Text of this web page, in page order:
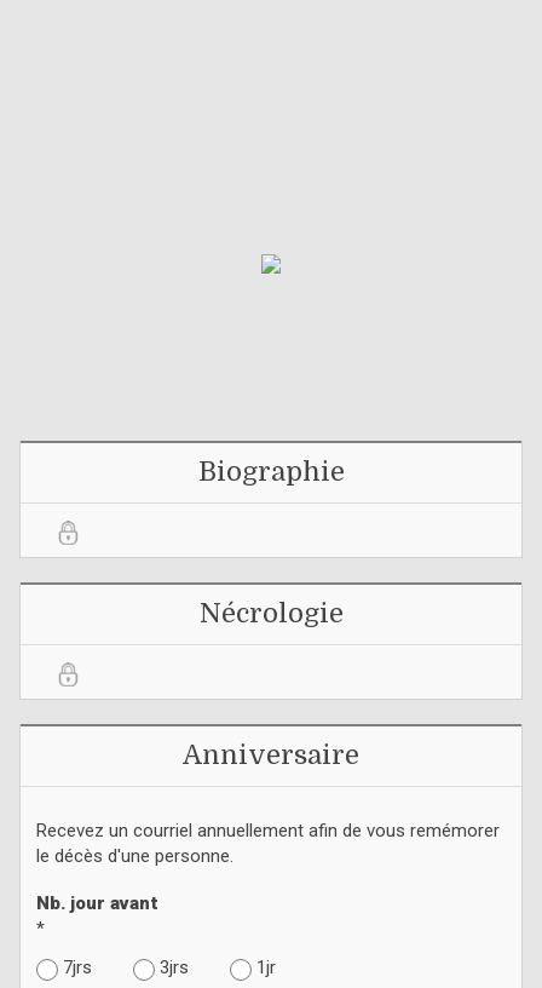
Biographie
Nécrologie
Anniversaire
Recevez un courriel annuellement afin de vous remémorer
le décès d'une personne.
Nb. jour avant
*
7jrs
3jrs 1jr